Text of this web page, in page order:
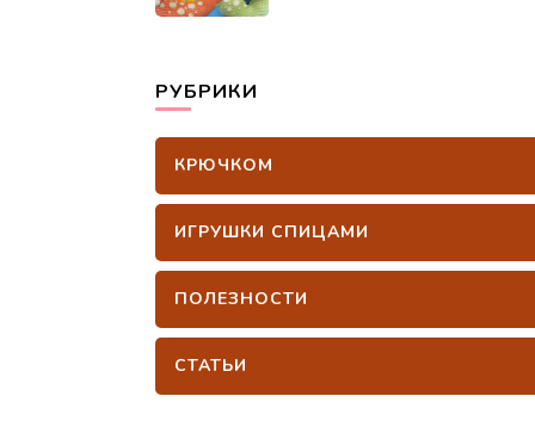
РУБРИКИ
КРЮЧКОМ
ИГРУШКИ СПИЦАМИ
ПОЛЕЗНОСТИ
СТАТЬИ